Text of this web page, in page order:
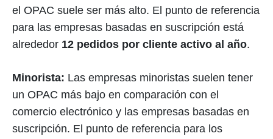
el OPAC suele ser más alto. El punto de referencia
para las empresas basadas en suscripción está
alrededor 12 pedidos por cliente activo al año.
Minorista: Las empresas minoristas suelen tener
un OPAC más bajo en comparación con el
comercio electrónico y las empresas basadas en
suscripción. El punto de referencia para los